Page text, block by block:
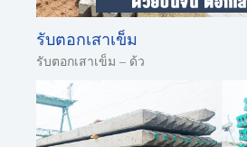
รับตอกเสาเข็ม
รับตอกเสาเข็ม – ด้ว